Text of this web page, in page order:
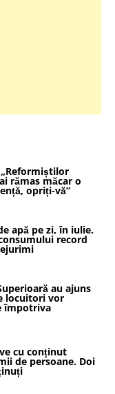
rămas măcar o
opriți-vă”
apă pe zi, în iulie.
record
au ajuns
locuitori vor
împotriva
cu conținut
de persoane. Doi